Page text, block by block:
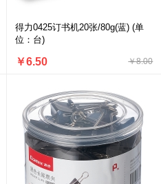
得力0425订书机20张/80g(蓝) (单
位：台)
￥8.00
￥6.50